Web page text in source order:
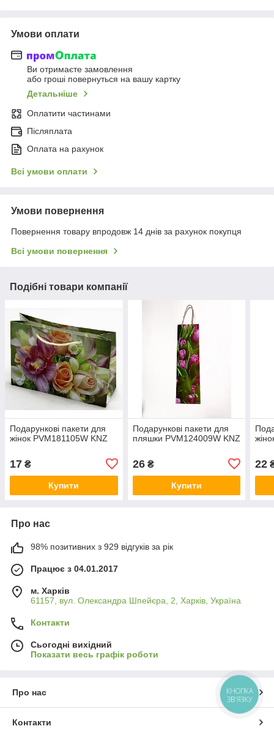
Умови оплати
Ви отримаєте замовлення
або гроші повернуться на вашу картку
Детальніше
Оплатити частинами
Післяплата
Оплата на рахунок
Всі умови оплати
Умови повернення
Повернення товару впродовж 14 днів за рахунок покупця
Всі умови повернення
Подібні товари компанії
Подарункові пакети для
жінок PVM181105W KNZ
17 ₴
Купити
Подарункові пакети для
пляшки PVM124009W KNZ
26₴
Купити
22
Про нас
98% позитивних з 929 відгуків за рік
Працює з 04.01.2017
м. Харків
61157, вул. Олександра Шпейєра, 2, Харків, Україна
Контакти
Сьогодні вихідний
Показати весь графік роботи
Про нас
Контакти
КНОПКА
ЗВ'ЯЗКУ